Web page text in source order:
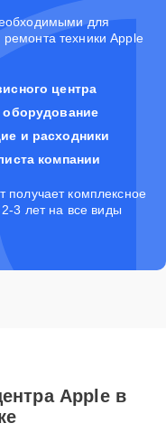
для
техники Apple
центра
и расходники
компании
комплексное
3 лет на все виды
Apple в